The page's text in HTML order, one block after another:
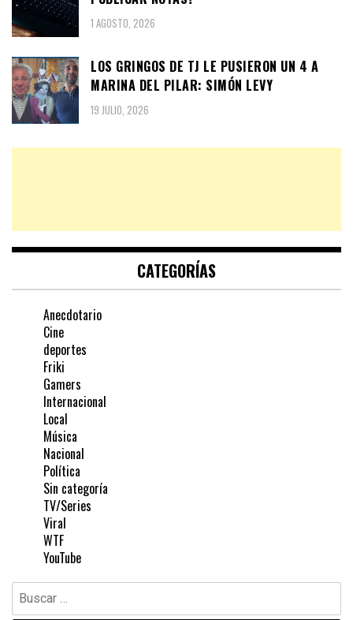
1 AGOSTO, 2026
LOS GRINGOS DE TJ LE PUSIERON UN 4 A
MARINA DEL PILAR: SIMÓN LEVY
19 JULIO, 2026
CATEGORÍAS
Anecdotario
Cine
deportes
Friki
Gamers
Internacional
Local
Música
Nacional
Política
Sin categoría
TV/Series
Viral
WTF
YouTube
Buscar: